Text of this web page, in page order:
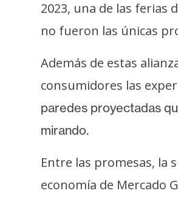
2023, una de las ferias
no fueron las únicas
Además de estas
consumidores las
paredes proyectadas
mirando.
Entre las promesas, la
economía de Mercado